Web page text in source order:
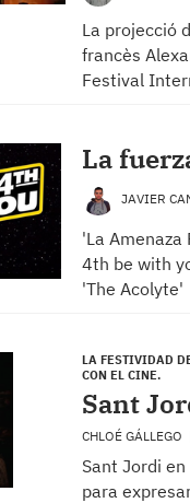
La projecció
francès
Festival
La
JAVIER
'La
4th be with
'The Acolyte'
LA FESTIVIDAD
CON EL CINE.
Sant
CHLOÉ GÁLLEGO
Sant Jordi
para